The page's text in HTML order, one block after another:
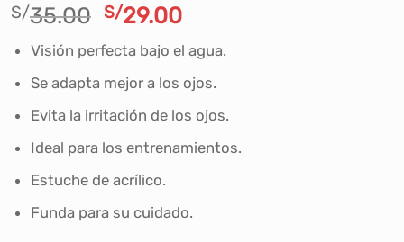
S/35.00 El
precio
original
era:
S/35.00.
S/29.00El
actual
es:
S/29.00.
Visión perfecta bajo el agua.
Se adapta mejor a los ojos.
Evita la irritación de los ojos.
Ideal para los entrenamientos.
Estuche de acrílico.
Funda para su cuidado.